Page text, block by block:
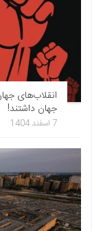
انقلاب‌های
جهان داشتند!
7 اسفند 1404